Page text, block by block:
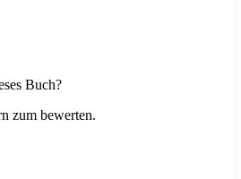
Buch?
zum bewerten.